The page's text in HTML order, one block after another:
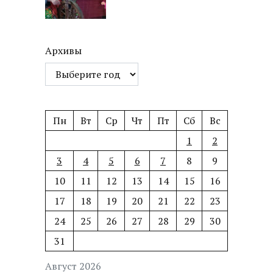
Архивы
Август 2026
Пн Вт Ср Чт Пт Сб
Вс
1
2
3
4 5 6 7 8
9
10
11 12 13 14 15
16
17
18 19 20 21 22
23
24
25 26 27 28 29
30
31